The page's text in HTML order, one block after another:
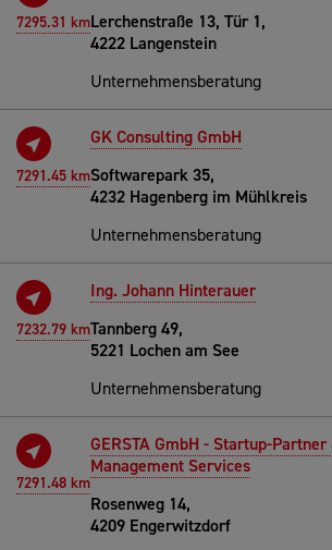
7295.31 kmLerchenstraße 13, Tür 1,
4222 Langenstein
Unternehmensberatung
7291.45 km
GK Consulting GmbH
Softwarepark 35,
4232 Hagenberg im Mühlkreis
Unternehmensberatung
7232.79 km
Ing. Johann Hinterauer
Tannberg 49,
5221 Lochen am See
Unternehmensberatung
7291.48 km
GERSTA GmbH - Startup-
Management Services
Rosenweg 14,
4209 Engerwitzdorf